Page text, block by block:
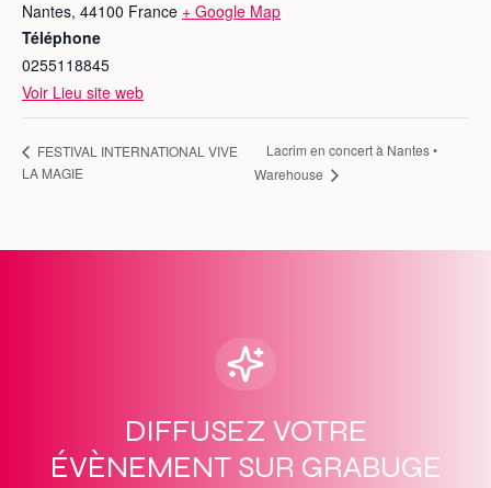
Nantes, 44100 France + Google Map
Téléphone
0255118845
Voir Lieu site web
FESTIVAL INTERNATIONAL VIVE
LA MAGIE
Lacrim en concert à Nantes •
Warehouse
DIFFUSEZ VOTRE
ÉVÈNEMENT SUR GRABUGE